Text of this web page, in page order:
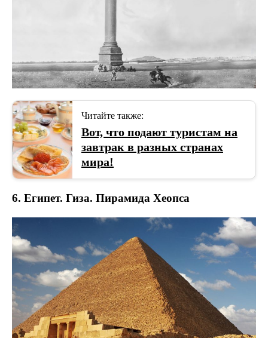
Читайте также:
Вот, что подают туристам на
завтрак в разных странах
мира!
6. Египет. Гиза. Пирамида Хеопса